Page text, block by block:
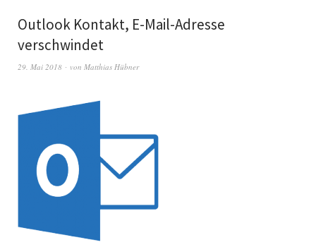
Outlook Kontakt, E-Mail-Adresse
verschwindet
29. Mai 2018 von Matthias Hübner